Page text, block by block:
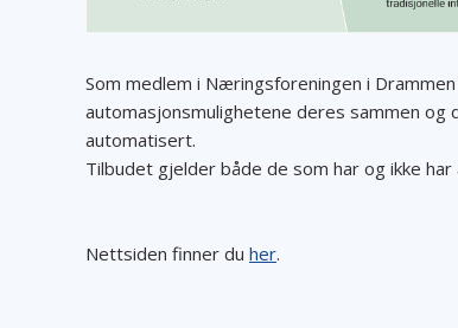
Som medlem i Næringsforeningen i
automasjonsmulighetene deres sammen
automatisert.
Tilbudet gjelder både de som har og ikke
Nettsiden finner du her.